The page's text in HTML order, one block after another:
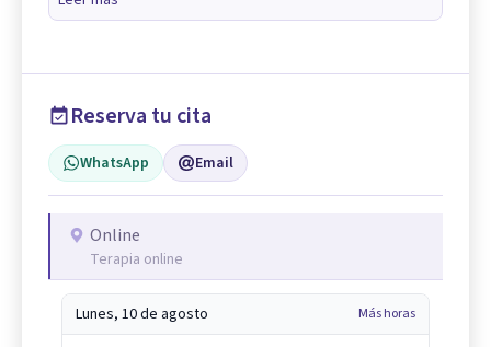
Reserva tu cita
WhatsApp Email
Online
Terapia online
Lunes, 10 de agosto Más horas